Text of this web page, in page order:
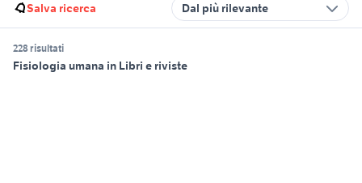
Salva ricerca Dal più rilevante
228 risultati
Fisiologia umana in Libri e riviste